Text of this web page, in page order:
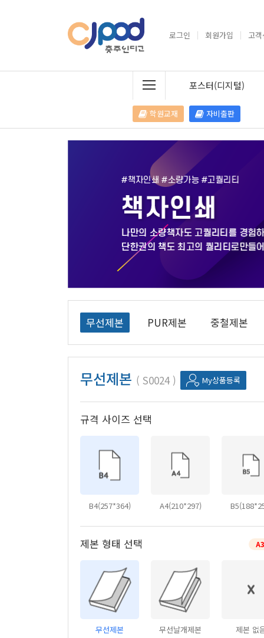
로그인 회원가입 고
포스터(디지털)
학원교재 자비출판
무선제본 PUR제본 중철제본
무선제본 S0024 My상품등록
규격 사이즈 선택
B4(257*364) A4(210*297)
제본 형태 선택
무선제본 무선날개제본 제본 없